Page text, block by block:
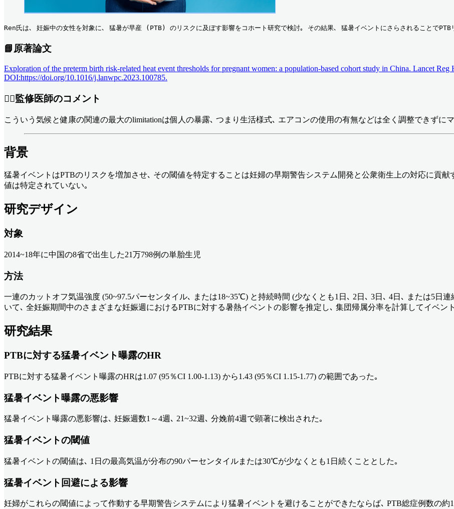
Ren氏は､ 妊娠中の女性を対象に､ 猛暑が早産 (PTB) のリスクに及ぼす影響をコホート研究で検討｡ その結果､ 猛暑イベントにさらされることで
📘原著論文
Exploration of the preterm birth risk-related heat event thresholds for pregnant women: a population-based cohort study in China. Lancet Reg
DOI:https://doi.org/10.1016/j.lanwpc.2023.100785.
👨‍⚕️監修医師のコメント
こういう気候と健康の関連の最大のlimitationは個人の暴露､ つまり生活様式､ エアコンの使用の有無などは全く調整できずに
背景
猛暑イベントはPTBのリスクを増加させ､ その閾値を特定することは妊婦の早期警告システム開発と公衆衛生上の対応に貢
値は特定されていない｡
研究デザイン
対象
2014~18年に中国の8省で出生した21万798例の単胎生児
方法
一連のカットオフ気温強度 (50~97.5パーセンタイル､ または18~35℃) と持続時間 (少なくとも1日､ 2日､ 3日､ 4日､ または5日
いて､ 全妊娠期間中のさまざまな妊娠週におけるPTBに対する暑熱イベントの影響を推定し､ 集団帰属分率を計算してイベン
研究結果
PTBに対する猛暑イベント曝露のHR
PTBに対する猛暑イベント曝露のHRは1.07 (95％CI 1.00-1.13) から1.43 (95％CI 1.15-1.77) の範囲であった｡
猛暑イベント曝露の悪影響
猛暑イベント曝露の悪影響は､ 妊娠週数1～4週､ 21~32週､ 分娩前4週で顕著に検出された｡
猛暑イベントの閾値
猛暑イベントの閾値は､ 1日の最高気温が分布の90パーセンタイルまたは30℃が少なくとも1日続くこととした｡
猛暑イベント回避による影響
妊婦がこれらの閾値によって作動する早期警告システムにより猛暑イベントを避けることができたならば､ PTB総症例数の約